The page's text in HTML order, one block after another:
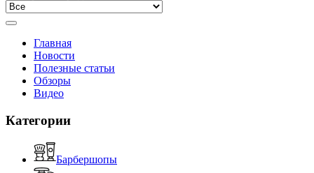
Главная
Новости
Полезные статьи
Обзоры
Видео
Категории
Барбершопы